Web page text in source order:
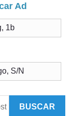
Ad
1b
S/N
BUSCAR